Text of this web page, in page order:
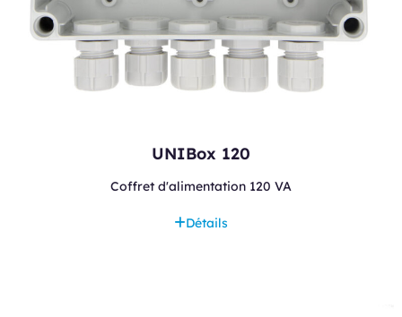
UNIBox 120
Coffret d'alimentation 120 VA
Détails